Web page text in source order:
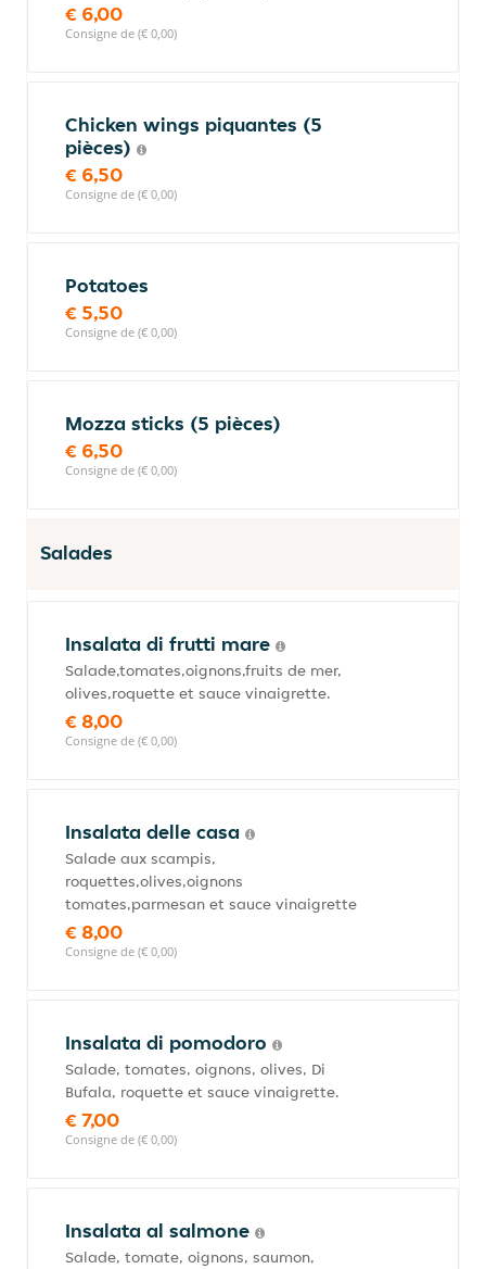
€ 6,00
Consigne de (€ 0,00)
Chicken wings piquantes (5
pièces)
€ 6,50
Consigne de (€ 0,00)
Potatoes
€ 5,50
Consigne de (€ 0,00)
Mozza sticks (5 pièces)
€ 6,50
Consigne de (€ 0,00)
Salades
Insalata di frutti mare
Salade,tomates,oignons,fruits de mer,
olives,roquette et sauce vinaigrette.
€ 8,00
Consigne de (€ 0,00)
Insalata delle casa
Salade aux scampis,
roquettes,olives,oignons
tomates,parmesan et sauce vinaigrette
€ 8,00
Consigne de (€ 0,00)
Insalata di pomodoro
Salade, tomates, oignons, olives, Di
Bufala, roquette et sauce vinaigrette.
€ 7,00
Consigne de (€ 0,00)
Insalata al salmone
Salade, tomate, oignons, saumon,